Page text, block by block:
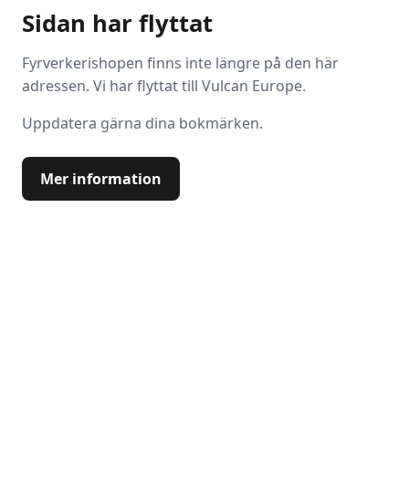
Sidan har flyttat
Fyrverkerishopen finns inte längre på den här
adressen. Vi har flyttat till Vulcan Europe.
Uppdatera gärna dina bokmärken.
Mer information